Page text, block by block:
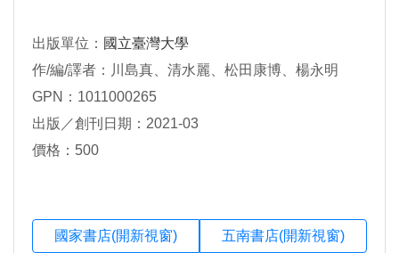
出版單位： 國立臺灣大學
作/編/譯者：川島真、清水麗、松田康博、楊永明
GPN：1011000265
出版／創刊日期：2021-03
價格：500
國家書店(開新視窗) 五南書店(開新視窗)